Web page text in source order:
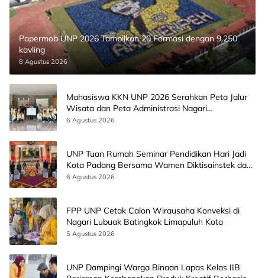
Papermob UNP 2026 Tampilkan 20 Formasi dengan 9.250
kavling
8 Agustus 2026
Mahasiswa KKN UNP 2026 Serahkan Peta Jalur
Wisata dan Peta Administrasi Nagari
Paninggahan
6 Agustus 2026
UNP Tuan Rumah Seminar Pendidikan Hari Jadi
Kota Padang Bersama Wamen Diktisainstek dan
CEO EMGS Malaysia
6 Agustus 2026
FPP UNP Cetak Calon Wirausaha Konveksi di
Nagari Lubuak Batingkok Limapuluh Kota
5 Agustus 2026
UNP Dampingi Warga Binaan Lapas Kelas IIB